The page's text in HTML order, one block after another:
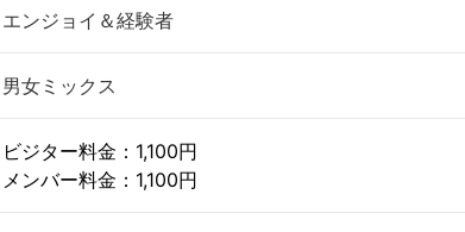
エンジョイ＆経験者
男女ミックス
ビジター料金：1,100円
メンバー料金：1,100円